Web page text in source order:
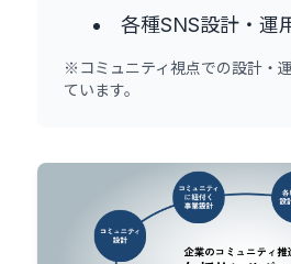
各種SNS設計・運
※コミュニティ視点での設計・
ています。